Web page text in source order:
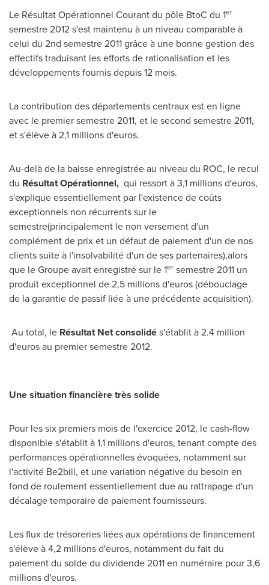
Le Résultat Opérationnel Courant du pôle BtoC du 1er
semestre 2012 s'est maintenu à un niveau comparable à
celui du 2nd semestre 2011 grâce à une bonne gestion des
effectifs traduisant les efforts de rationalisation et les
développementsfournisdepuis 12 mois.
La contribution des départements centraux est en ligne
avec le premier semestre2011, et le second semestre2011,
ets'élève à 2,1 millions d'euros.
Au-delà de la baisse enregistrée au niveau du ROC, le recul
du Résultat Opérationnel, qui ressort à 3,1 millions d'euros,
s'explique essentiellement par l'existence de coûts
exceptionnels non récurrents sur le
semestre(principalement le non versement d'un
complément de prix et un défaut de paiement d'un de nos
clients suite à l'insolvabilité d'un de ses partenaires),alors
que le Groupe avait enregistré sur le 1er semestre 2011 un
produit exceptionnel de 2,5 millions d'euros (débouclage
de la garantie de passif liée à une précédente acquisition).
Au total, le Résultat Net consolidés'établit à 2.4 million
d'euros au premier semestre 2012.
Une situation financière très solide
Pour les six premiers mois de l'exercice 2012, le cash-flow
disponible s'établit à 1,1 millions d'euros, tenant compte des
performances opérationnelles évoquées, notamment sur
l'activité Be2bill, et une variation négative du besoin en
fond de roulement essentiellement due au rattrapage d'un
décalage temporaire de paiement fournisseurs.
Les flux de trésoreries liées aux opérations de financement
s'élève à 4,2 millions d'euros, notamment du fait du
paiement du solde du dividende 2011 en numéraire pour 3,6
millions d'euros.